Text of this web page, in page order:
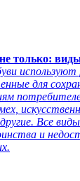
только:
используют
для
Все
и